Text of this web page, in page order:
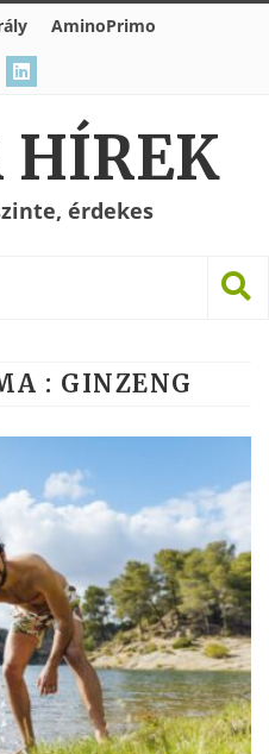
AminoPrimo
HÍREK
érdekes
: GINZENG